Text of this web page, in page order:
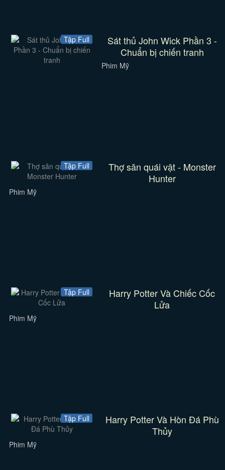
Tập Full
Sát thủ John Wick Phần 3 -
Chuẩn bị chiến tranh
Phim Mỹ
Tập Full
Thợ săn quái vật - Monster
Hunter
Phim Mỹ
Tập Full
Harry Potter Và Chiếc Cốc
Lửa
Phim Mỹ
Tập Full
Harry Potter Và Hòn Đá Phù
Thủy
Phim Mỹ